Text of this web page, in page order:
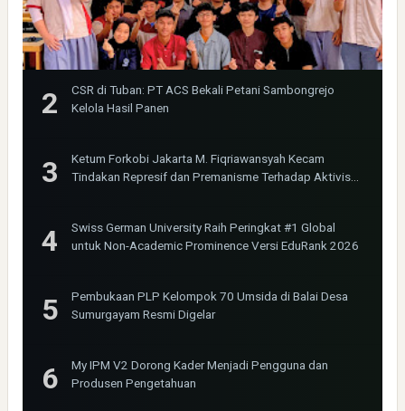
CSR di Tuban: PT ACS Bekali Petani Sambongrejo
Kelola Hasil Panen
Ketum Forkobi Jakarta M. Fiqriawansyah Kecam
Tindakan Represif dan Premanisme Terhadap Aktivis
Swiss German University Raih Peringkat #1 Global
untuk Non-Academic Prominence Versi EduRank 2026
Pembukaan PLP Kelompok 70 Umsida di Balai Desa
Sumurgayam Resmi Digelar
My IPM V2 Dorong Kader Menjadi Pengguna dan
Produsen Pengetahuan